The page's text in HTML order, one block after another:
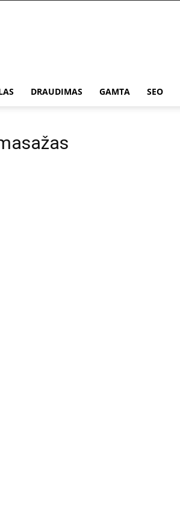
DRAUDIMAS GAMTA SEO